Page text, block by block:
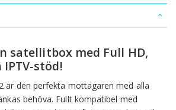
satellitbox med Full HD,
IPTV-stöd!
är den perfekta mottagaren med alla
behöva. Fullt kompatibel med